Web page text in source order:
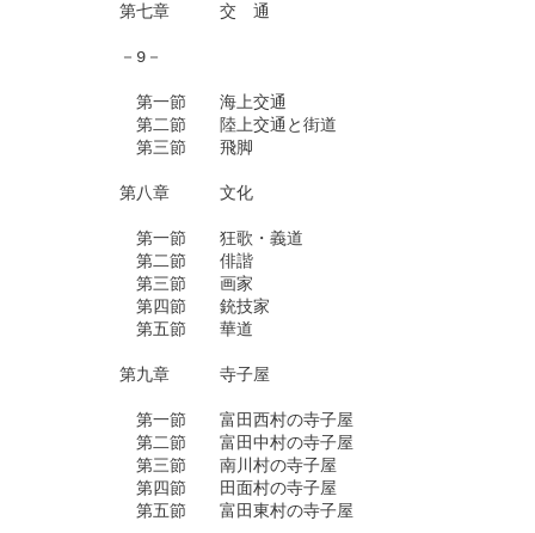
第七章　　　交　通
－9－
第一節　　海上交通
第二節　　陸上交通と街道
第三節　　飛脚
第八章　　　文化
第一節　　狂歌・義道
第二節　　俳諧
第三節　　画家
第四節　　銃技家
第五節　　華道
第九章　　　寺子屋
第一節　　富田西村の寺子屋
第二節　　富田中村の寺子屋
第三節　　南川村の寺子屋
第四節　　田面村の寺子屋
第五節　　富田東村の寺子屋